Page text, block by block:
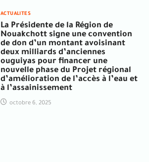
ACTUALITES
La Présidente de la Région de
Nouakchott signe une convention
de don d’un montant avoisinant
deux milliards d’anciennes
ouguiyas pour financer une
nouvelle phase du Projet régional
d’amélioration de l’accès à l’eau et
à l’assainissement
octobre 6, 2025